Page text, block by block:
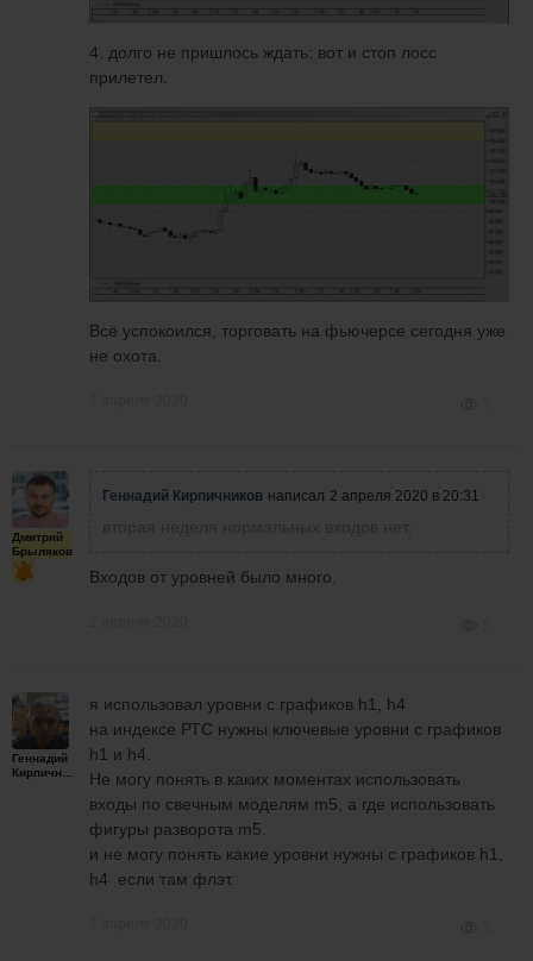
4. долго не пришлось ждать: вот и стоп лосс
прилетел.
Всё успокоился, торговать на фьючерсе сегодня уже
не охота.
Дмитрий
Брыляков
Геннадий Кирпичников написал 2 апреля 2020 в 20:31
Входов от уровней было много.
Геннадий
я использовал уровни с графиков h1, h4
на индексе РТС нужны ключевые уровни с графиков
h1 и h4.
Не могу понять в каких моментах использовать
входы по свечным моделям m5, а где использовать
фигуры разворота m5.
и не могу понять какие уровни нужны с графиков h1,
h4 если там флэт.